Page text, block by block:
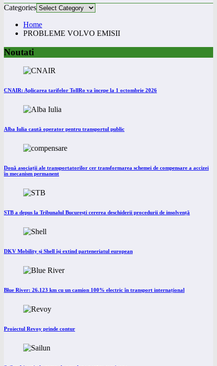
Categories
Home
PROBLEME VOLVO EMISII
Noutati
CNAIR: Aplicarea tarifelor TollRo va începe la 1 octombrie 2026
Alba Iulia caută operator pentru transportul public
Două asociații ale transportatorilor cer transformarea schemei de compensare a accizei
în mecanism permanent
STB a depus la Tribunalul București cererea deschiderii procedurii de insolvență
DKV Mobility și Shell își extind parteneriatul european
Blue River: 26.123 km cu un camion 100% electric în transport internațional
Proiectul Revoy prinde contur